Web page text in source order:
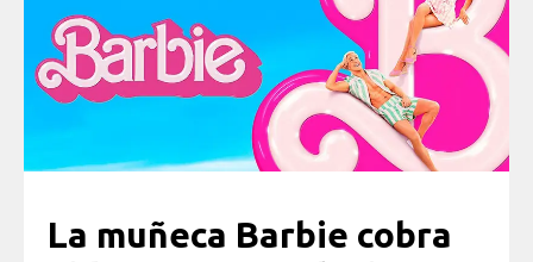
La muñeca Barbie cobra